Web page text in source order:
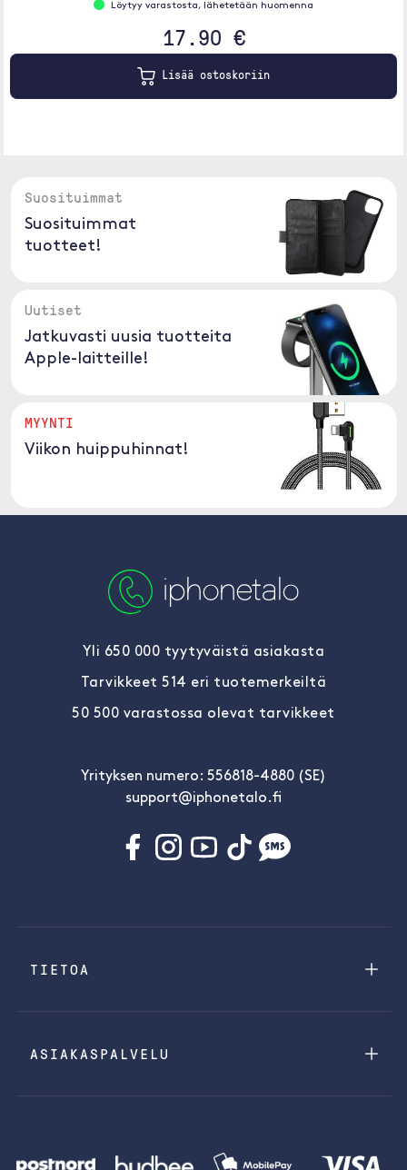
Löytyy varastosta, lähetetään huomenna
17.90 €
Lisää ostoskoriin
Suosituimmat
Suosituimmat
tuotteet!
Uutiset
Jatkuvasti uusia tuotteita
Apple-laitteille!
MYYNTI
Viikon huippuhinnat!
Yli 650 000 tyytyväistä asiakasta
Tarvikkeet 514 eri tuotemerkeiltä
50 500 varastossa olevat tarvikkeet
Yrityksen numero: 556818-4880 (SE)
support@iphonetalo.fi
TIETOA
ASIAKASPALVELU